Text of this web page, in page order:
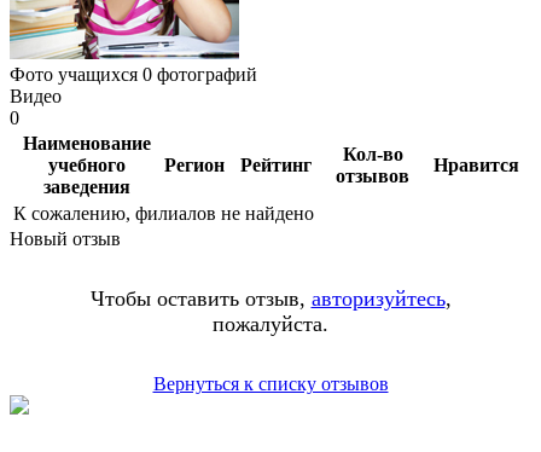
Фото учащихся 0 фотографий
Видео
0
Наименование
учебного
заведения
Регион Рейтинг
Кол-во
отзывов
Нравится
К сожалению, филиалов не найдено
Новый отзыв
Чтобы оставить отзыв, авторизуйтесь,
пожалуйста.
Вернуться к списку отзывов